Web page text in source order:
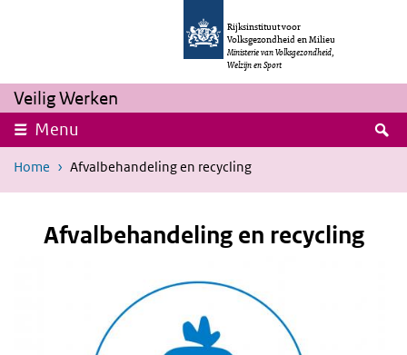
Rijksinstituut voor
Volksgezondheid en Milieu
Ministerie van Volksgezondheid,
Welzijn en Sport
Veilig Werken
Menu
Home Afvalbehandeling en recycling
Afvalbehandeling en recycling